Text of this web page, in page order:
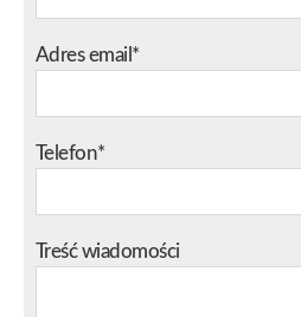
Adres email*
Telefon*
Treść wiadomości